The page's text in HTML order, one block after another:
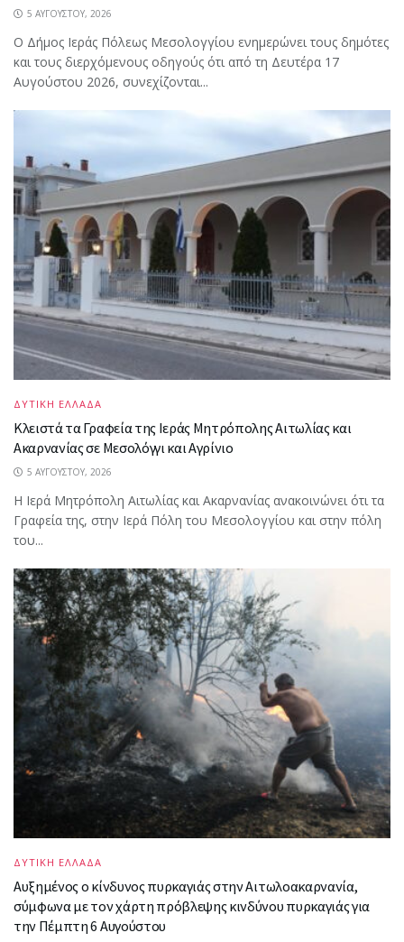
5 ΑΥΓΟΎΣΤΟΥ, 2026
Ο Δήμος Ιεράς Πόλεως Μεσολογγίου ενημερώνει τους δημότες
και τους διερχόμενους οδηγούς ότι από τη Δευτέρα 17
Αυγούστου 2026, συνεχίζονται...
ΔΥΤΙΚΗ ΕΛΛΑΔΑ
Κλειστά τα Γραφεία της Ιεράς Μητρόπολης Αιτωλίας και
Ακαρνανίας σε Μεσολόγγι και Αγρίνιο
5 ΑΥΓΟΎΣΤΟΥ, 2026
Η Ιερά Μητρόπολη Αιτωλίας και Ακαρνανίας ανακοινώνει ότι τα
Γραφεία της, στην Ιερά Πόλη του Μεσολογγίου και στην πόλη
του...
ΔΥΤΙΚΗ ΕΛΛΑΔΑ
Αυξημένος ο κίνδυνος πυρκαγιάς στην Αιτωλοακαρνανία,
σύμφωνα με τον χάρτη πρόβλεψης κινδύνου πυρκαγιάς για
την Πέμπτη 6 Αυγούστου